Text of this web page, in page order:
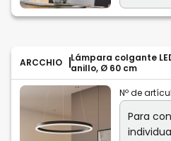
ARCCHIO
Lámpara colgante
anillo, Ø 60 cm
Nº de
Para